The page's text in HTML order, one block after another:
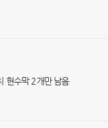
현수막 2개만 남음